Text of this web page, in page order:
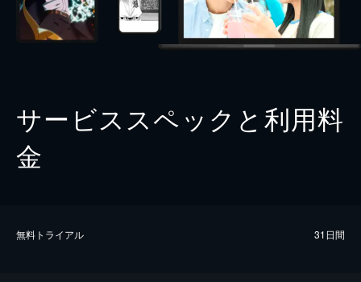
サービススペックと利用料
金
無料トライアル 31日間